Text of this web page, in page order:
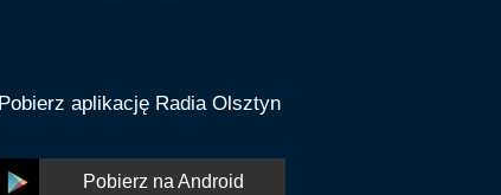
Pobierz aplikację Radia Olsztyn
Pobierz na Android